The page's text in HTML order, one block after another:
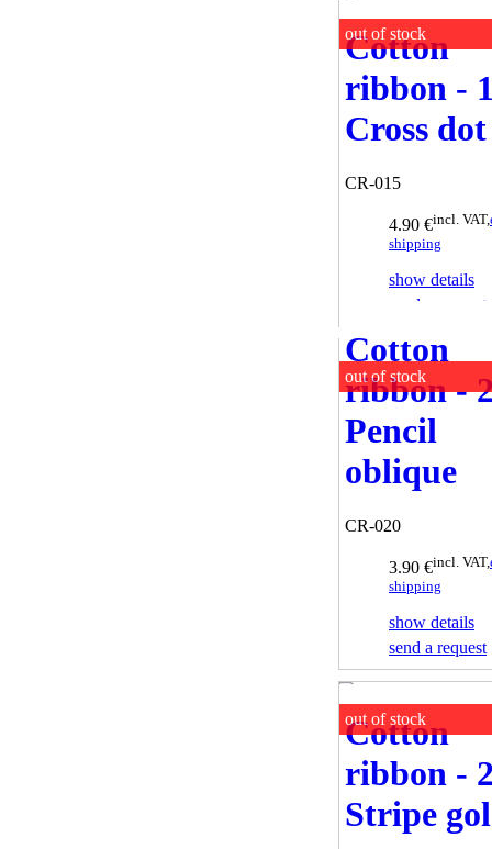
out of stock
Cotton
ribbon -
Cross dot
CR-015
4.90 €incl. VAT,
shipping
show details
send a request
out of stock
Cotton
ribbon -
Pencil
oblique
CR-020
3.90 €incl. VAT,
shipping
show details
send a request
out of stock
Cotton
ribbon -
Stripe